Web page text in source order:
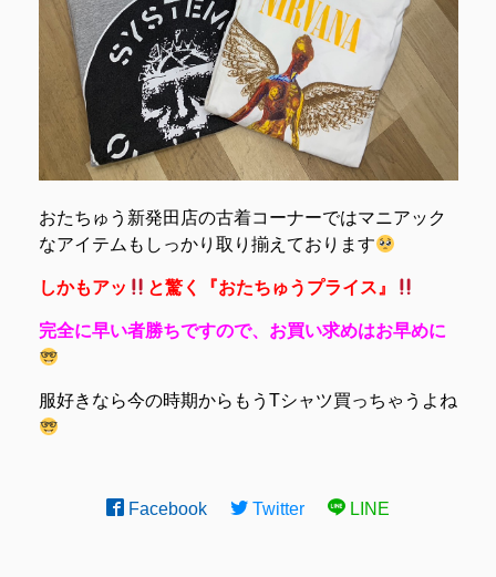
おたちゅう新発田店の古着コーナーではマニアック
なアイテムもしっかり取り揃えております
しかもアッ と驚く『おたちゅうプライス』
完全に早い者勝ちですので、お買い求めはお早めに
服好きなら今の時期からもうTシャツ買っちゃうよね
Facebook Twitter LINE